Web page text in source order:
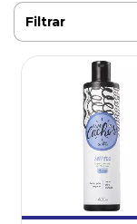
Filtrar